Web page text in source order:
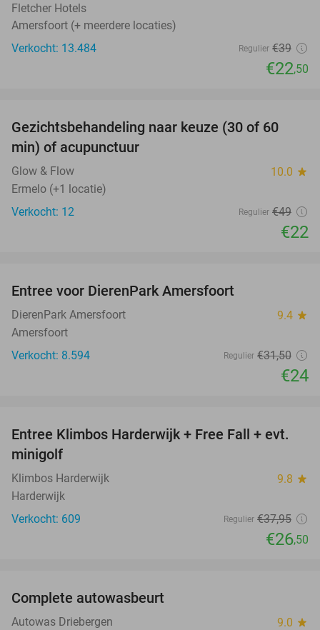
Fletcher Hotels
Amersfoort (+ meerdere locaties)
Verkocht: 13.484
Regulier €39
€22,50
55%
TODAY
Gezichtsbehandeling naar keuze (30 of 60
min) of acupunctuur
Glow & Flow 10.0 star
Ermelo (+1 locatie)
Verkocht: 12
Regulier €49
€22
Entree voor DierenPark Amersfoort
DierenPark Amersfoort 9.4 star
Amersfoort
Verkocht: 8.594
Regulier €31,50
€24
30%
Entree Klimbos Harderwijk + Free Fall + evt.
minigolf
Klimbos Harderwijk 9.8 star
Harderwijk
Verkocht: 609
Regulier €37,95
€26,50
NEW
TODAY
Complete autowasbeurt
Autowas Driebergen 9.0 star